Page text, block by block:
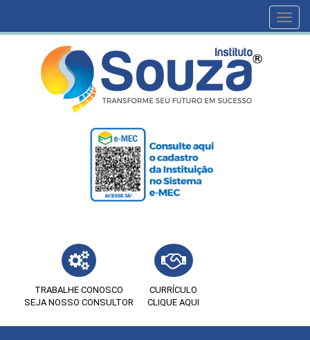
TRABALHE CONOSCO
SEJA NOSSO CONSULTOR
CURRÍCULO
CLIQUE AQUI